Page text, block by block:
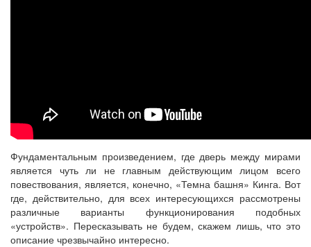
Фундаментальным произведением, где дверь между мирами
является чуть ли не главным действующим лицом всего
повествования, является, конечно, «Темна башня» Кинга. Вот
где, действительно, для всех интересующихся рассмотрены
различные варианты функционирования подобных
«устройств». Пересказывать не будем, скажем лишь, что это
описание чрезвычайно интересно.